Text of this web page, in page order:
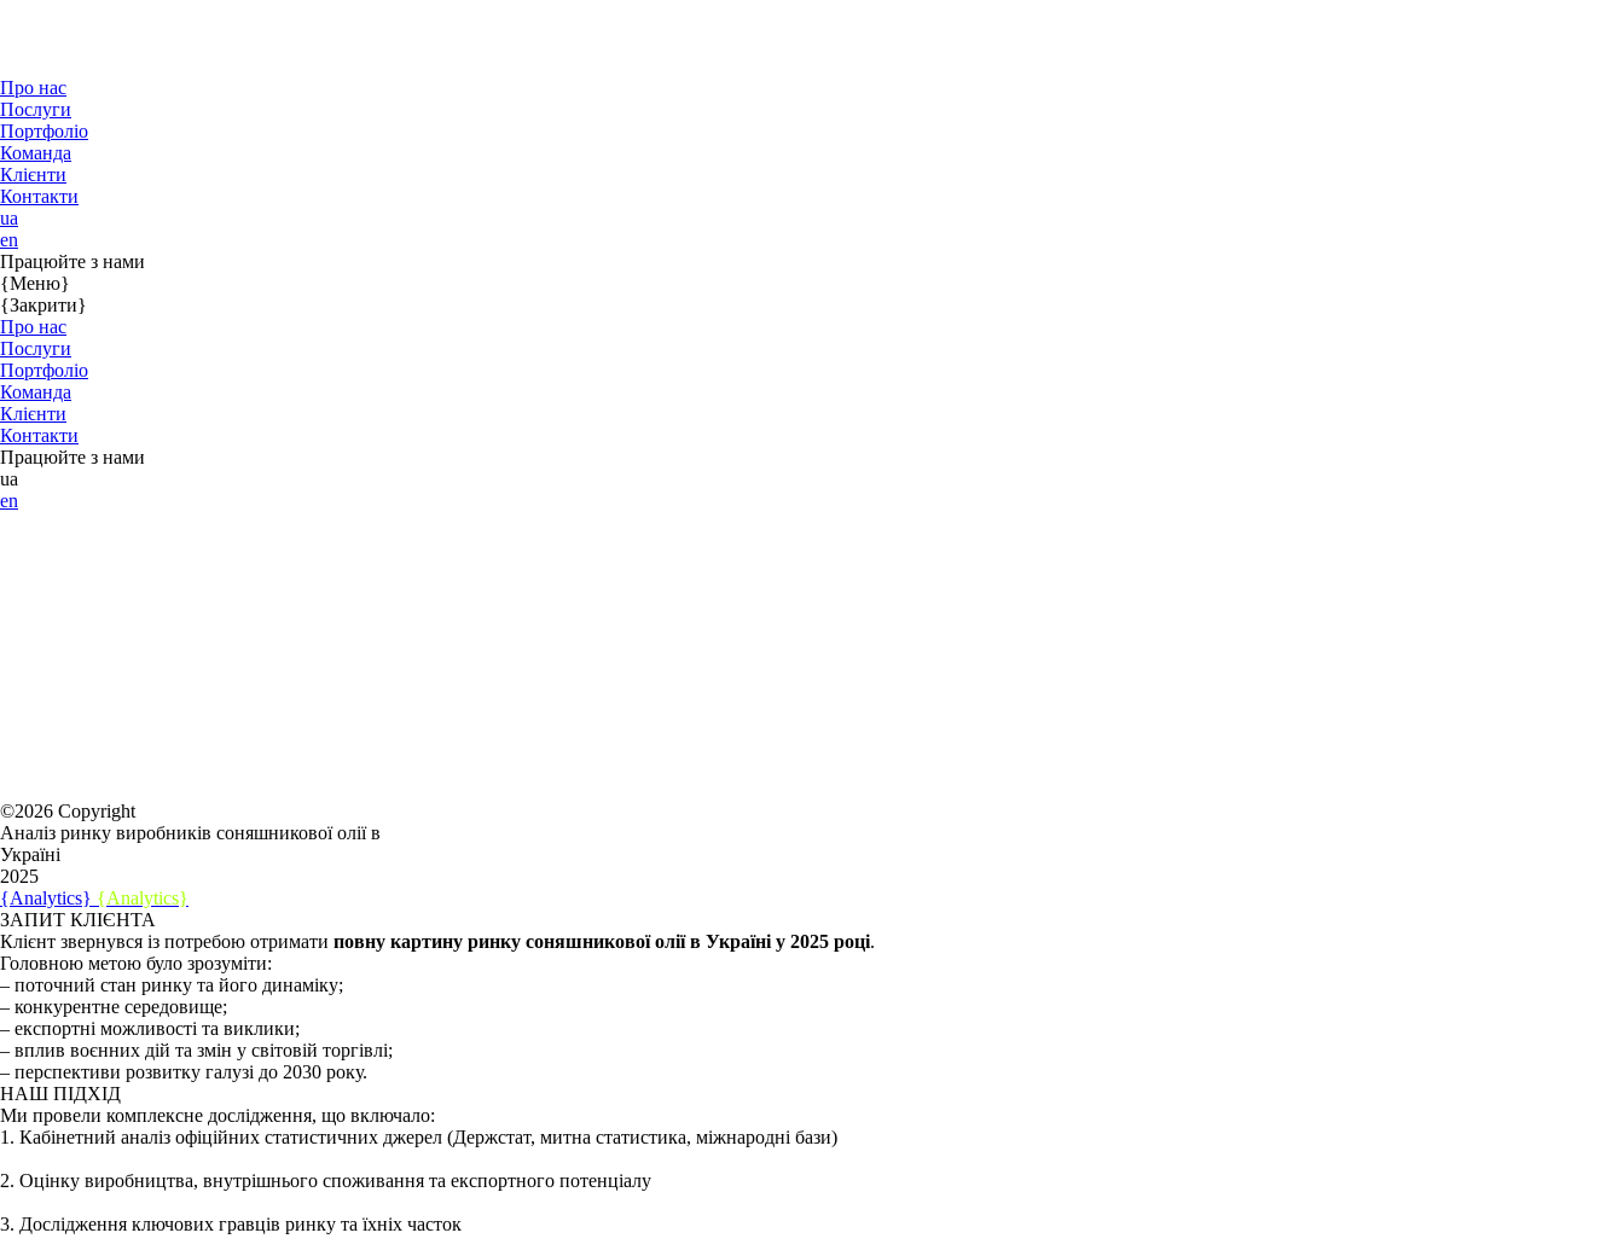
Про нас
Послуги
Портфоліо
Команда
Клієнти
Контакти
ua
en
Працюйте з нами
{Меню}
{Закрити}
Про нас
Послуги
Портфоліо
Команда
Клієнти
Контакти
Працюйте з нами
ua
en
©2026 Copyright
Аналіз ринку виробників соняшникової олії в
Україні
2025
{Analytics} {Analytics}
ЗАПИТ КЛІЄНТА
Клієнт звернувся із потребою отримати повну картину ринку соняшникової олії в Україні у 2025 році.
Головною метою було зрозуміти:
– поточний стан ринку та його динаміку;
– конкурентне середовище;
– експортні можливості та виклики;
– вплив воєнних дій та змін у світовій торгівлі;
– перспективи розвитку галузі до 2030 року.
НАШ ПІДХІД
Ми провели комплексне дослідження, що включало:
1. Кабінетний аналіз офіційних статистичних джерел (Держстат, митна статистика, міжнародні бази)
2. Оцінку виробництва, внутрішнього споживання та експортного потенціалу
3. Дослідження ключових гравців ринку та їхніх часток